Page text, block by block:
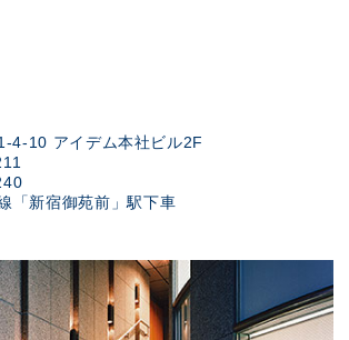
4-10 アイデム本社ビル2F
「新宿御苑前」駅下車